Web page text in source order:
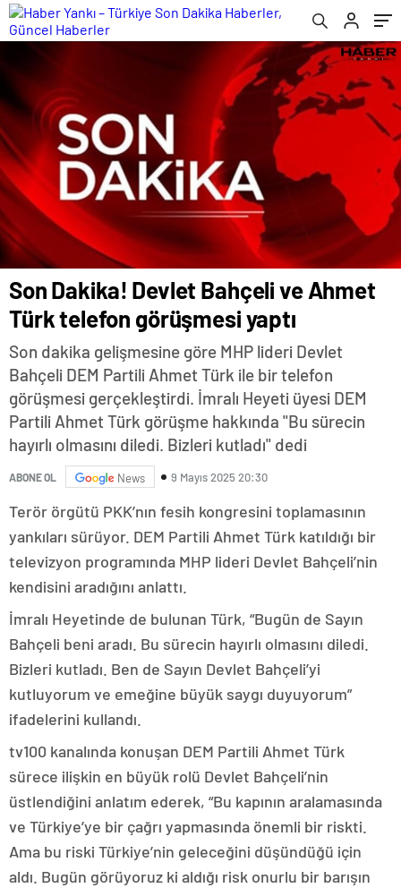
Son Dakika! Devlet Bahçeli ve Ahmet
Türk telefon görüşmesi yaptı
Son dakika gelişmesine göre MHP lideri Devlet
Bahçeli DEM Partili Ahmet Türk ile bir telefon
görüşmesi gerçekleştirdi. İmralı Heyeti üyesi DEM
Partili Ahmet Türk görüşme hakkında "Bu sürecin
hayırlı olmasını diledi. Bizleri kutladı" dedi
ABONE OL News 9 Mayıs 2025 20:30
Terör örgütü PKK’nın fesih kongresini toplamasının
yankıları sürüyor. DEM Partili Ahmet Türk katıldığı bir
televizyon programında MHP lideri Devlet Bahçeli’nin
kendisini aradığını anlattı.
İmralı Heyetinde de bulunan Türk, “Bugün de Sayın
Bahçeli beni aradı. Bu sürecin hayırlı olmasını diledi.
Bizleri kutladı. Ben de Sayın Devlet Bahçeli’yi
kutluyorum ve emeğine büyük saygı duyuyorum”
ifadelerini kullandı.
tv100 kanalında konuşan DEM Partili Ahmet Türk
sürece ilişkin en büyük rolü Devlet Bahçeli’nin
üstlendiğini anlatım ederek, “Bu kapının aralamasında
ve Türkiye’ye bir çağrı yapmasında önemli bir riskti.
Ama bu riski Türkiye’nin geleceğini düşündüğü için
aldı. Bugün görüyoruz ki aldığı risk onurlu bir barışın